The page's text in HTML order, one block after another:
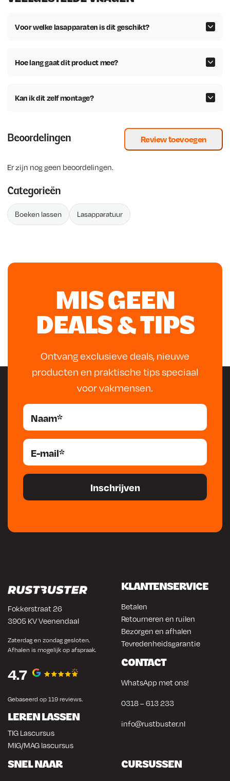
Voor welke lasapparaten is dit geschikt?
Hoe lang gaat dit product mee?
Kan ik dit zelf montage?
Beoordelingen Review toevoegen
Er zijn nog geen beoordelingen.
Categorieën
Boeken lassen Lasapparatuur
MIS GEEN
DEALS & TIPS
Ontvang exclusieve deals, nieuwe
producten en praktische tips speciaal
voor vakmensen.
Fokkerstraat 26
3905 KV Veenendaal
Zaterdag en zondag gesloten.
Afhalen is mogelijk op afspraak.
4.7
Gebaseerd op 119 reviews.
LEREN LASSEN
TIG Lascursus
MIG/MAG lascursus
KLANTENSERVICE
Betalen
Retourneren en ruilen
Bezorgen en afhalen
Tevredenheidsgarantie
CONTACT
WhatsApp met ons!
0318 – 613 233
info@rustbuster.nl
SNEL NAAR CURSUSSEN